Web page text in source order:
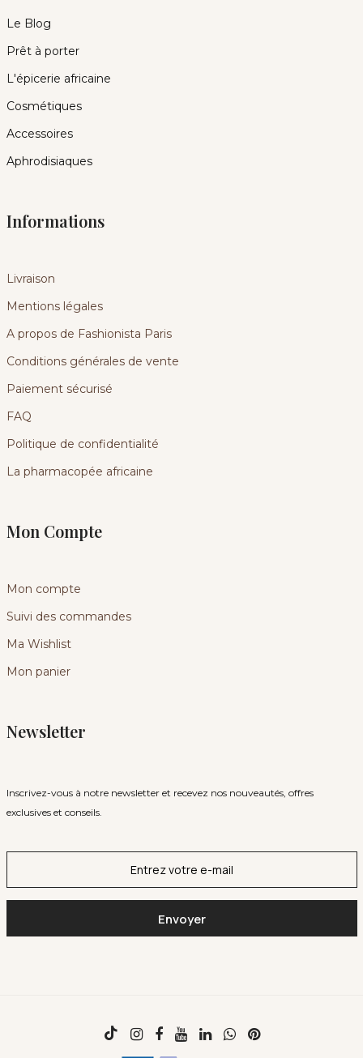
Le Blog
Prêt à porter
L'épicerie africaine
Cosmétiques
Accessoires
Aphrodisiaques
Informations
Livraison
Mentions légales
A propos de Fashionista Paris
Conditions générales de vente
Paiement sécurisé
FAQ
Politique de confidentialité
La pharmacopée africaine
Mon Compte
Mon compte
Suivi des commandes
Ma Wishlist
Mon panier
Newsletter
Inscrivez-vous à notre newsletter et recevez nos nouveautés, offres
exclusives et conseils.